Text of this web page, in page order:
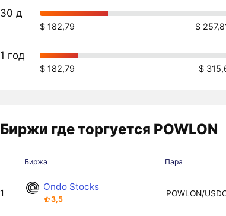
30 д
$ 182,79 $
1 год
$ 182,79 $
Биржи где торгуется POWLON
Биржа Пара
1
Ondo Stocks
3,5
POWLON/